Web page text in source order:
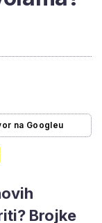
na Googleu
Brojke